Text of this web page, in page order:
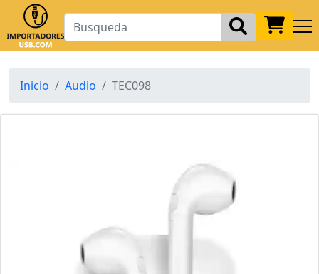
Inicio Audio TEC098